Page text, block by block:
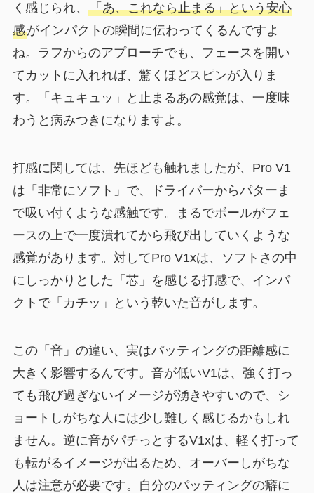
く感じられ、 「あ、これなら止まる」という安心
感がインパクトの瞬間に伝わってくるんですよ
ね。ラフからのアプローチでも、フェースを開い
てカットに入れれば、驚くほどスピンが入りま
す。「キュキュッ」と止まるあの感覚は、一度味
わうと病みつきになりますよ。
打感に関しては、先ほども触れましたが、Pro V1
は「非常にソフト」で、ドライバーからパターま
で吸い付くような感触です。まるでボールがフェ
ースの上で一度潰れてから飛び出していくような
感覚があります。対してPro V1xは、ソフトさの中
にしっかりとした「芯」を感じる打感で、インパ
クトで「カチッ」という乾いた音がします。
この「音」の違い、実はパッティングの距離感に
大きく影響するんです。音が低いV1は、強く打っ
ても飛び過ぎないイメージが湧きやすいので、シ
ョートしがちな人には少し難しく感じるかもしれ
ません。逆に音がパチっとするV1xは、軽く打って
も転がるイメージが出るため、オーバーしがちな
人は注意が必要です。自分のパッティングの癖に